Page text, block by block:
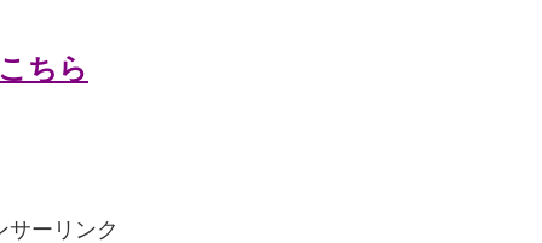
ちら
サーリンク